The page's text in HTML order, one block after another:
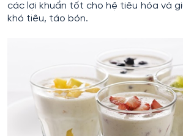
các lợi khuẩn tốt cho hệ tiêu hóa và
khó tiêu, táo bón.